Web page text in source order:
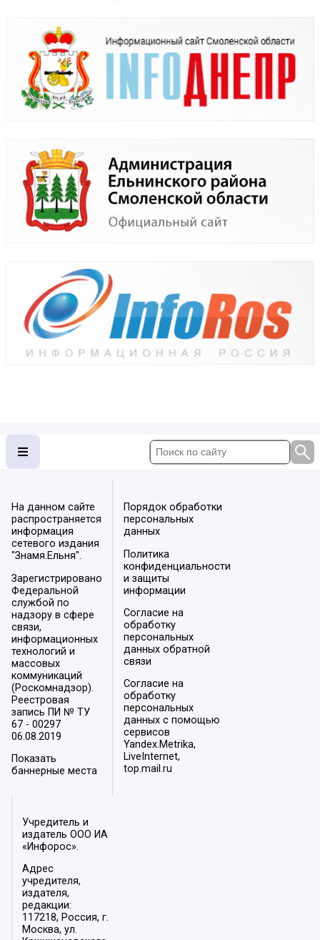
На данном сайте
распространяется
информация
сетевого издания
"Знамя.Ельня".
Зарегистрировано
Федеральной
службой по
надзору в сфере
связи,
информационных
технологий и
массовых
коммуникаций
(Роскомнадзор).
Реестровая
запись ПИ № ТУ
67 - 00297
06.08.2019
Показать
баннерные места
Порядок обработки
персональных
данных
Политика
конфиденциальности
и защиты
информации
Согласие на
обработку
персональных
данных обратной
связи
Согласие на
обработку
персональных
данных с помощью
сервисов
Yandex.Metrika,
LiveInternet,
top.mail.ru
Учредитель и
издатель ООО ИА
«Инфорос».
Адрес
учредителя,
издателя,
редакции:
117218, Россия, г.
Москва, ул.